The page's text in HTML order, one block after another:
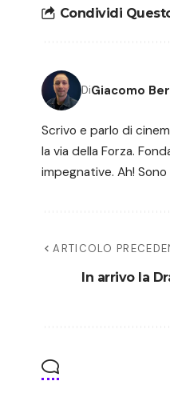
Condividi
DiGiacomo
Scrivo e parlo di
la via della Forza.
impegnative. Ah!
ARTICOLO
In arrivo la